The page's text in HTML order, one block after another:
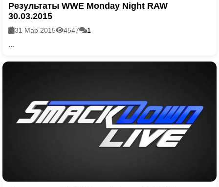
Результаты WWE Monday Night RAW
30.03.2015
31 Мар 2015 4547 1
...